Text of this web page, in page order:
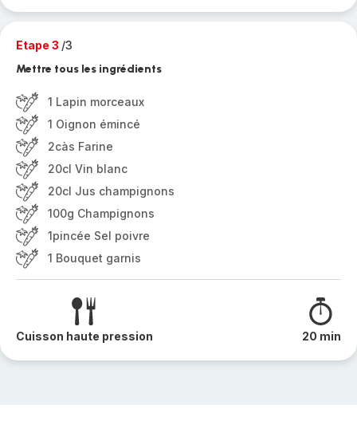
Etape 3 /3
Mettre tous les ingrédients
1 Lapin morceaux
1 Oignon émincé
2càs Farine
20cl Vin blanc
20cl Jus champignons
100g Champignons
1pincée Sel poivre
1 Bouquet garnis
Cuisson haute pression 20 min